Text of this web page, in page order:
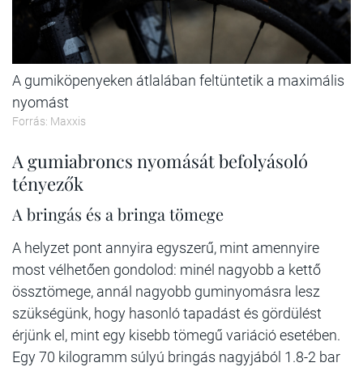
A gumiköpenyeken átlalában feltüntetik a maximális
nyomást
Forrás: Maxxis
A gumiabroncs nyomását befolyásoló
tényezők
A bringás és a bringa tömege
A helyzet pont annyira egyszerű, mint amennyire
most vélhetően gondolod: minél nagyobb a kettő
össztömege, annál nagyobb guminyomásra lesz
szükségünk, hogy hasonló tapadást és gördülést
érjünk el, mint egy kisebb tömegű variáció esetében.
Egy 70 kilogramm súlyú bringás nagyjából 1.8-2 bar